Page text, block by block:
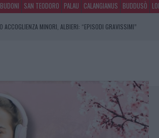
BUDONI SAN TEODORO PALAU CALANGIANUS BUDDUSÒ
ACCOGLIENZA MINORI, ALBIERI: “EPISODI GRAVISSIMI”
PER IL SUO RACCONTO